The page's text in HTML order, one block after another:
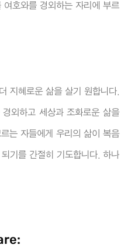
호와를 경외하는 자리에 부르
지혜로운 삶을 살기 원합니다.
외하고 세상과 조화로운 삶을
는 자들에게 우리의 삶이 복음
기를 간절히 기도합니다. 하나